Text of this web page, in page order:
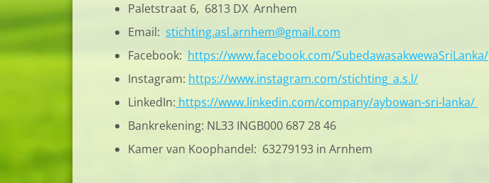
Paletstraat 6, 6813 DX Arnhem
Email: stichting.asl.arnhem@gmail.com
Facebook: https://www.facebook.com/SubedawasakwewaSriLanka/
Instagram: https://www.instagram.com/stichting_a.s.l/
LinkedIn: https://www.linkedin.com/company/aybowan-sri-lanka/
Bankrekening: NL33 INGB000 687 28 46
Kamer van Koophandel: 63279193 in Arnhem